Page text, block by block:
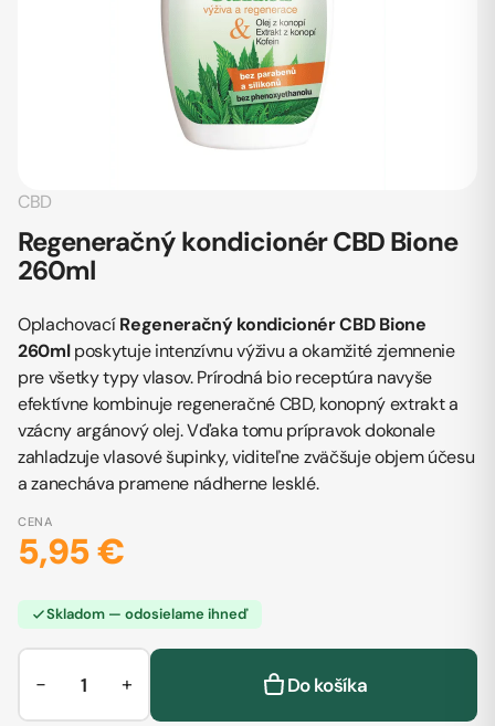
CBD
Regeneračný kondicionér CBD Bione
260ml
OplachovacíRegeneračný kondicionér CBD Bione
260mlposkytuje intenzívnu výživu a okamžité zjemnenie
pre všetky typy vlasov. Prírodná bio receptúra navyše
efektívne kombinuje regeneračné CBD, konopný extrakt a
vzácny argánový olej. Vďaka tomu prípravok dokonale
zahladzuje vlasové šupinky, viditeľne zväčšuje objem účesu
a zanecháva pramene nádherne lesklé.
CENA
5,95 €
Skladom — odosielame ihneď
− + Do košíka